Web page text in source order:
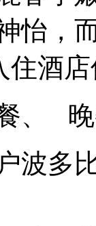
怡，
住酒
、
波多